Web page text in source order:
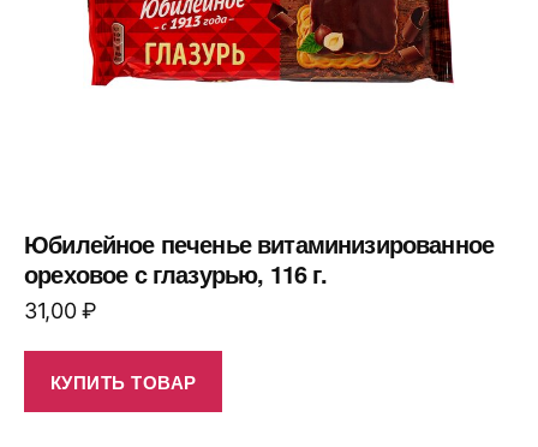
Юбилейное печенье витаминизированное
ореховое с глазурью, 116 г.
31,00₽
КУПИТЬ ТОВАР